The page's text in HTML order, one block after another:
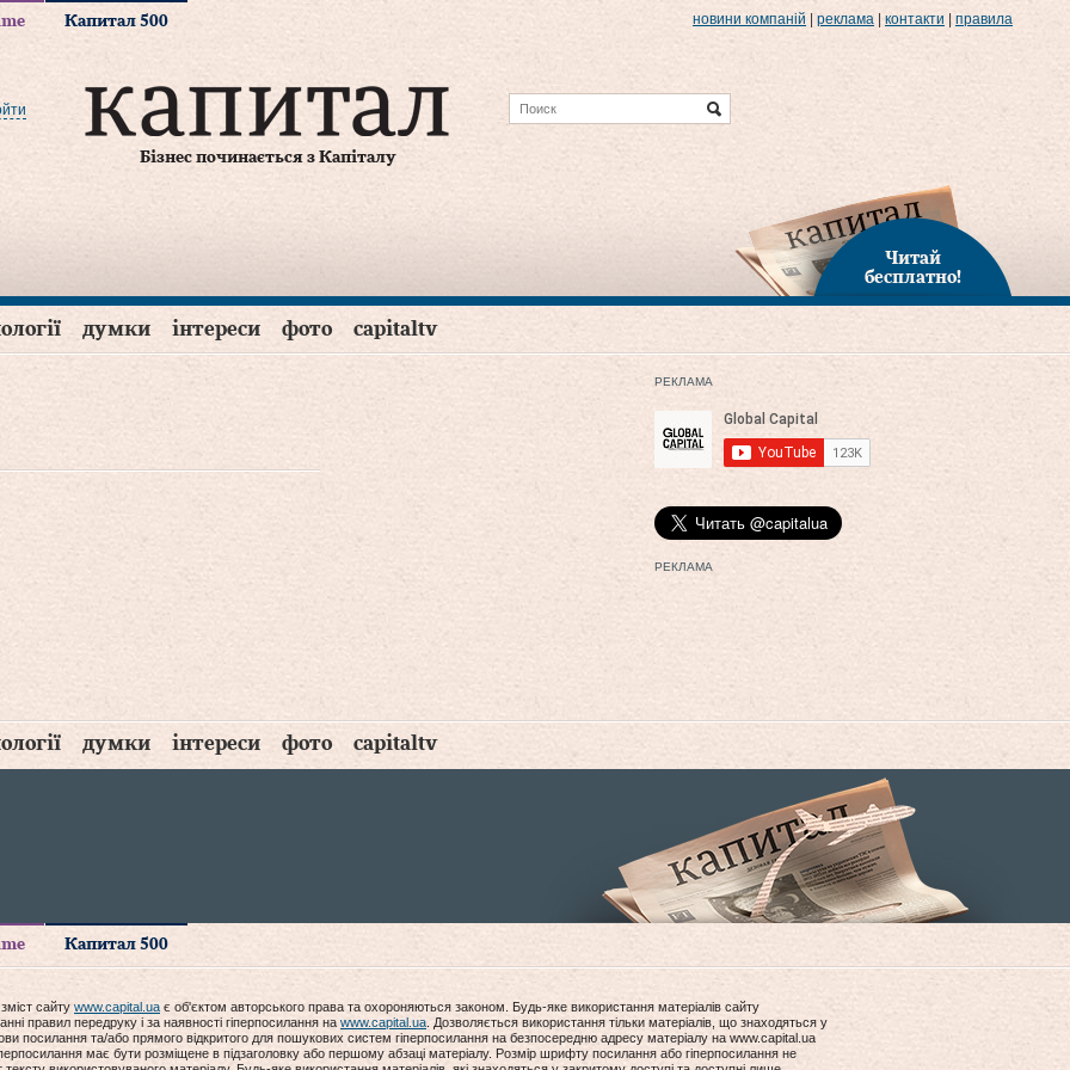
Капитал 500 новини компаній реклама контакти правила
Бізнес починається з Капіталу
Читай
бесплатно!
думки інтереси фото capitaltv
РЕКЛАМА
РЕКЛАМА
думки інтереси фото capitaltv
Капитал 500
сайту www.capital.ua є об'єктом авторського права та охороняються законом. Будь-яке використання матеріалів сайту
правил передруку і за наявності гіперпосилання на www.capital.ua . Дозволяється використання тільки матеріалів, що знаходяться у
посилання та/або прямого відкритого для пошукових систем гіперпосилання на безпосередню адресу матеріалу на www.capital.ua
має бути розміщене в підзаголовку або першому абзаці матеріалу. Розмір шрифту посилання або гіперпосилання не